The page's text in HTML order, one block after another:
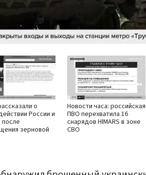
Video
о
России и
зерновой
Новости часа: российская
ПВО перехватила 16
снарядов HIMARS в зоне
СВО